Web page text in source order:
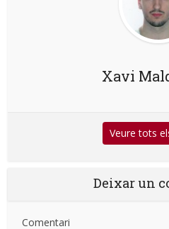
Xavi
Veure tots
Deixar un
Comentari